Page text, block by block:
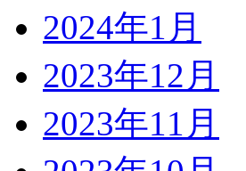
2024年1月
2023年12月
2023年11月